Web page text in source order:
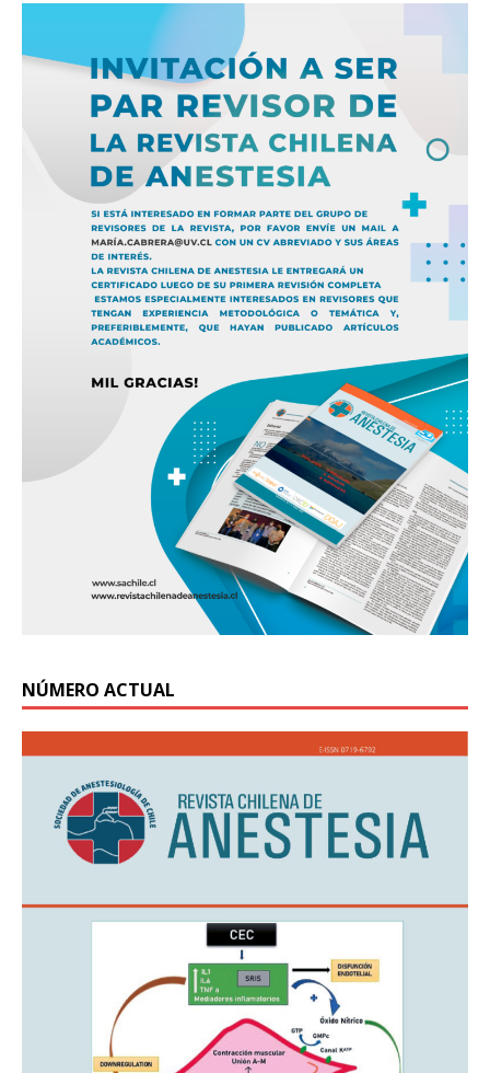
NÚMERO ACTUAL